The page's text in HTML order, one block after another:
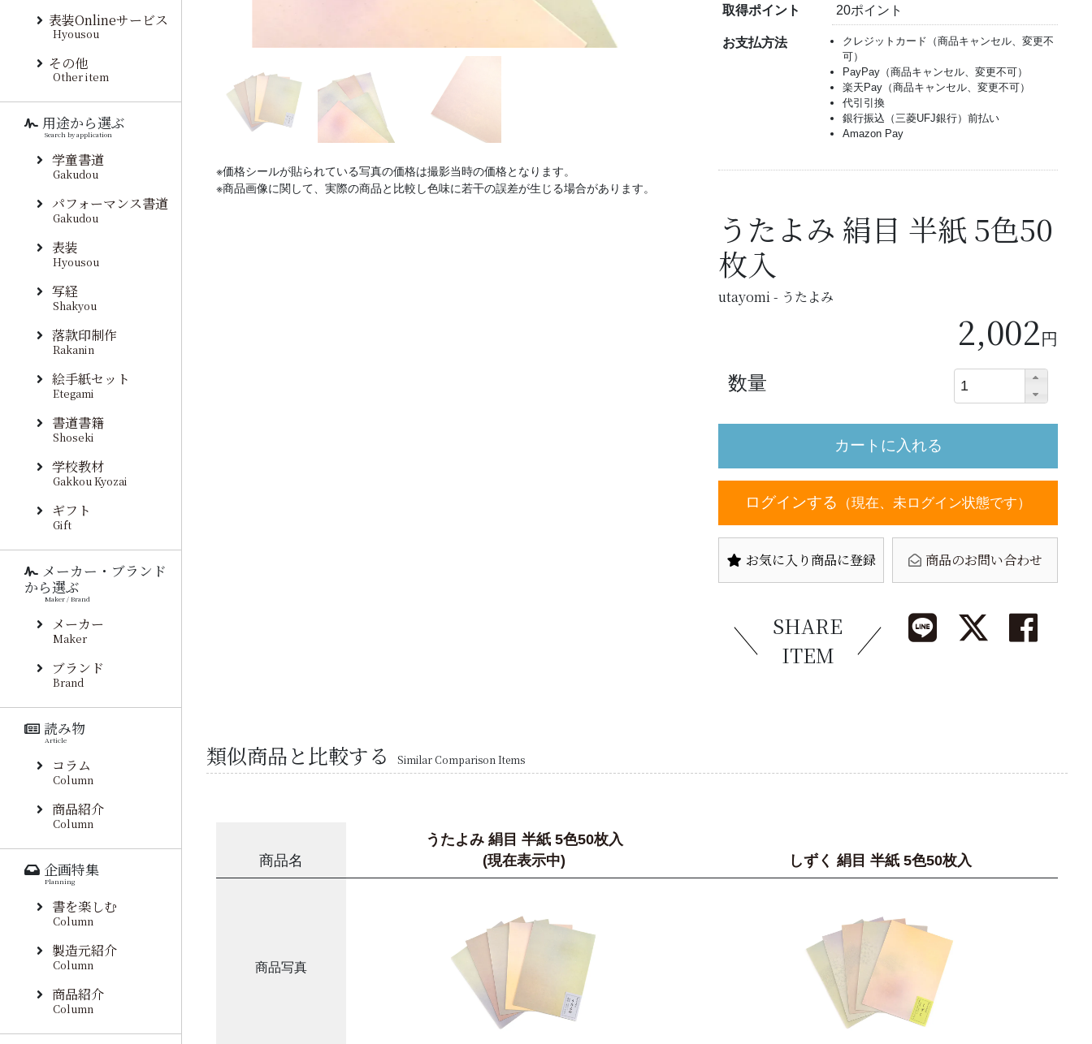
※価格シールが貼られている写真の価格は撮影当時の価格となります。
※商品画像に関して、実際の商品と比較し色味に若干の誤差が生じる場合があります。
取得ポイント 20ポイント
お支払方法
クレジットカード（商品キャンセル、変更不
可）
PayPay（商品キャンセル、変更不可）
楽天Pay（商品キャンセル、変更不可）
代引引換
銀行振込（三菱UFJ銀行）前払い
Amazon Pay
うたよみ 絹目 半紙 5色50
枚入
utayomi - うたよみ
2,002円
数量
ログインする （現在、未ログイン状態です）
お気に入り商品に登録 商品のお問い合わせ
SHARE
ITEM
類似商品と比較する Similar Comparison Items
商品名
うたよみ 絹目 半紙 5色50枚入
(現在表示中)
しずく 絹目 半紙 5色50枚入
商品写真
表装Onlineサービス
Hyousou
その他
Other item
用途から選ぶ
Search by application
学童書道
Gakudou
パフォーマンス書道
Gakudou
表装
Hyousou
写経
Shakyou
落款印制作
Rakanin
絵手紙セット
Etegami
書道書籍
Shoseki
学校教材
Gakkou Kyozai
ギフト
Gift
メーカー・ブランド
から選ぶ
Maker / Brand
メーカー
Maker
ブランド
Brand
読み物
Article
コラム
Column
商品紹介
Column
企画特集
Planning
書を楽しむ
Column
製造元紹介
Column
商品紹介
Column